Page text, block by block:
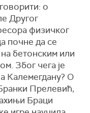
о
Другог
физичког
почне да се
бетонским или
Због чега је
Калемегдану? О
Прелевић,
Браци